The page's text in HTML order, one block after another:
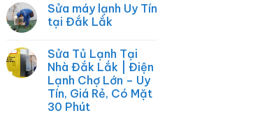
Sửa
Chữa
Điện
Lạnh,
Điện
Tử
bình
luận
ở
Chợ
Lớn
|
Sửa
Điện
Lạnh,
Điện
Sửa máy lạnh Uy Tín
tại Đắk Lắk
bình
luận
ở
Sửa
máy
lạnh
Uy
Sửa Tủ Lạnh Tại
Nhà Đắk Lắk | Điện
Lạnh Chợ Lớn – Uy
Tín, Giá Rẻ, Có Mặt
30 Phút